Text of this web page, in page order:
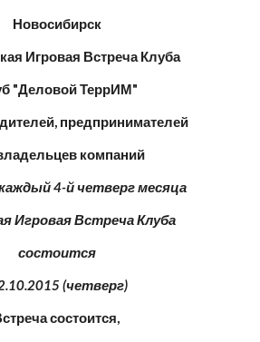
Новосибирск
Игровая Встреча Клуба
"Деловой ТеррИМ"
предпринимателей
компаний
4-й четверг месяца
Игровая Встреча Клуба
состоится
(четверг)
состоится,